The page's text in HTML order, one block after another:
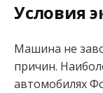
Условия
Машина не
причин.
автомобилях